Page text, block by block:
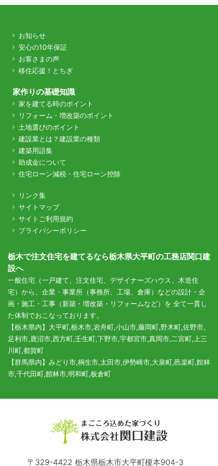
お知らせ
安心の10年保証
お客さまの声
移住応援！とちぎ
家作りの基礎知識
家を建てる時のポイント
リフォーム・増改築のポイント
土地選びのポイント
建設業とは？建設業の種類
建築用語集
助成金について
住宅ローン減税・住宅ローン控除
リンク集
サイトマップ
サイトご利用規約
プライバシーポリシー
栃木で注文住宅を建てるなら栃木県大平町の工務店関口建
設へ
一般住宅（一戸建て、注文住宅、デザイナーズハウス、木造住
宅）から、企業・事業所（事務所、工場、倉庫）などの設計・企
画・施工・工事（新築・増改築・リフォームなど）を 全て一貫し
た体制でおこなっております。
【栃木県内】大平町,栃木市,岩舟町,小山市,藤岡町,野木町,佐野市,
足利市,鹿沼市,西方町,壬生町,下野市,宇都宮市,真岡市,二宮町,上三
川町,都賀町
【群馬県内】みどり市,桐生市,太田市,伊勢崎市,大泉町,邑楽町,館林
市,千代田町,館林市,明和町,板倉町
〒329-4422 栃木県栃木市大平町榎本904-3